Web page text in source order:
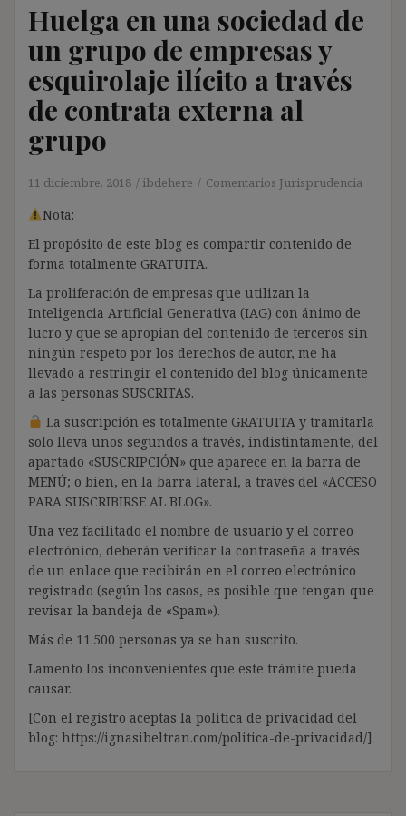
Huelga en una sociedad de
un grupo de empresas y
esquirolaje ilícito a través
de contrata externa al
grupo
11 diciembre, 2018 ibdehere Comentarios Jurisprudencia
Nota:
El propósito de este blog es compartir contenido de
forma totalmente GRATUITA.
La proliferación de empresas que utilizan la
Inteligencia Artificial Generativa (IAG) con ánimo de
lucro y que se apropian del contenido de terceros sin
ningún respeto por los derechos de autor, me ha
llevado a restringir el contenido del blog únicamente
a las personas SUSCRITAS.
La suscripción es totalmente GRATUITA y tramitarla
solo lleva unos segundos a través, indistintamente, del
apartado «SUSCRIPCIÓN» que aparece en la barra de
MENÚ; o bien, en la barra lateral, a través del «ACCESO
PARA SUSCRIBIRSE AL BLOG».
Una vez facilitado el nombre de usuario y el correo
electrónico, deberán verificar la contraseña a través
de un enlace que recibirán en el correo electrónico
registrado (según los casos, es posible que tengan que
revisar la bandeja de «Spam»).
Más de 11.500 personas ya se han suscrito.
Lamento los inconvenientes que este trámite pueda
causar.
[Con el registro aceptas la política de privacidad del
blog: https://ignasibeltran.com/politica-de-privacidad/]